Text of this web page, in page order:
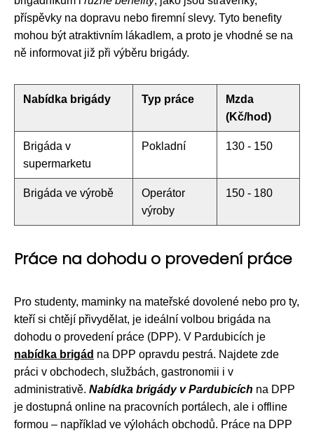
příspěvky na dopravu nebo firemní slevy. Tyto benefity
mohou být atraktivním lákadlem, a proto je vhodné se na
ně informovat již při výběru brigády.
Nabídka brigády Typ práce
Mzda
(Kč/hod)
Brigáda v
supermarketu
Pokladní 130 - 150
Brigáda ve výrobě
Operátor
výroby
150 - 180
Práce na dohodu o provedení práce
Pro studenty, maminky na mateřské dovolené nebo pro ty,
kteří si chtějí přivydělat, je ideální volbou brigáda na
dohodu o provedení práce (DPP). V Pardubicích je
nabídka brigád na DPP opravdu pestrá. Najdete zde
práci v obchodech, službách, gastronomii i v
administrativě. Nabídka brigády v Pardubicích na DPP
je dostupná online na pracovních portálech, ale i offline
formou – například ve výlohách obchodů. Práce na DPP